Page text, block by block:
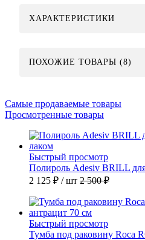
ХАРАКТЕРИСТИКИ
ПОХОЖИЕ ТОВАРЫ (8)
Самые продаваемые товары
Просмотренные товары
Быстрый просмотр
Полироль Adesiv BRILL
2 125 ₽ / шт 2 500 ₽
Быстрый просмотр
Тумба под раковину Roca